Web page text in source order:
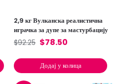
2,9 кг Вулканска реалистична
играчка за дупе за мастурбацију
$92.25 $78.50
Додај у колица